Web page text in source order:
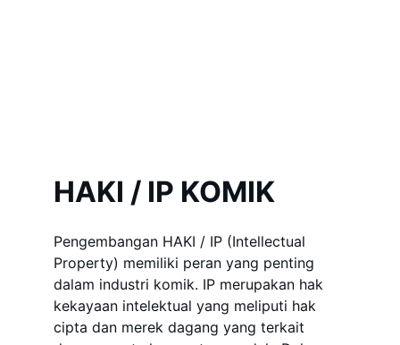
Pengembangan HAKI / IP (Intellectual
Property) memiliki peran yang penting
dalam industri komik. IP merupakan hak
kekayaan intelektual yang meliputi hak
cipta dan merek dagang yang terkait
HAKI / IP KOMIK